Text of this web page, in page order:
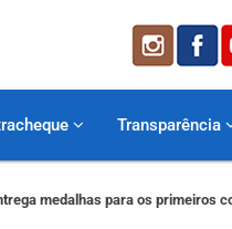
Transparência
medalhas para os primeiros